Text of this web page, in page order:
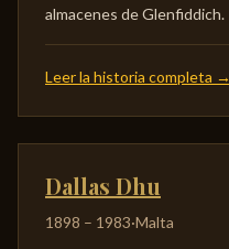
almacenes de Glenfiddich.
Leer la historia completa →
Dallas Dhu
1898 – 1983·Malta